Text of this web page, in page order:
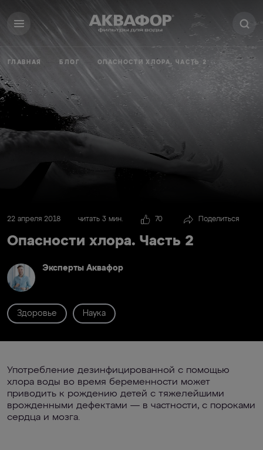
ГЛАВНАЯ БЛОГ ОПАСНОСТИ ХЛОРА. ЧАСТЬ 2
22 апреля 2018 читать 3 мин. 70 Поделиться
Опасности хлора. Часть 2
Эксперты Аквафор
Здоровье Наука
Употребление дезинфицированной с помощью
хлора воды во время беременности может
приводить к рождению детей с тяжелейшими
врожденными дефектами — в частности, с пороками
сердца и мозга.